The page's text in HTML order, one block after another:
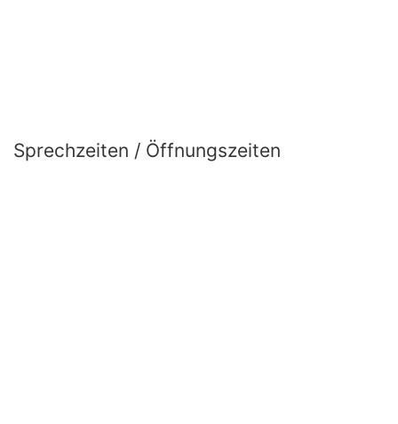
Sprechzeiten / Öffnungszeiten